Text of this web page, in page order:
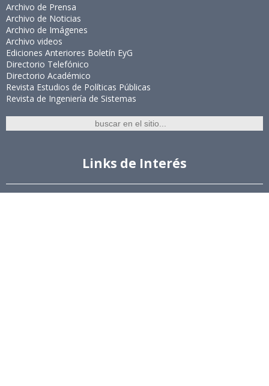
Archivo de Prensa
Archivo de Noticias
Archivo de Imágenes
Archivo videos
Ediciones Anteriores Boletín EyG
Directorio Telefónico
Directorio Académico
Revista Estudios de Políticas Públicas
Revista de Ingeniería de Sistemas
Links de Interés